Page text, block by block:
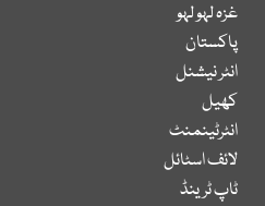
غزہ لہو لہو
پاکستان
انٹر نیشنل
کھیل
انٹرٹینمنٹ
لائف اسٹائل
ٹاپ ٹرینڈ